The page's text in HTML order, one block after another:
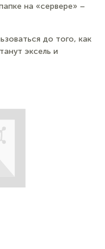
на «сервере» –
до того, как
эксель и